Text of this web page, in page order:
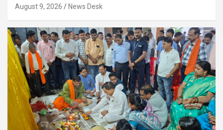
August 9, 2026 News Desk